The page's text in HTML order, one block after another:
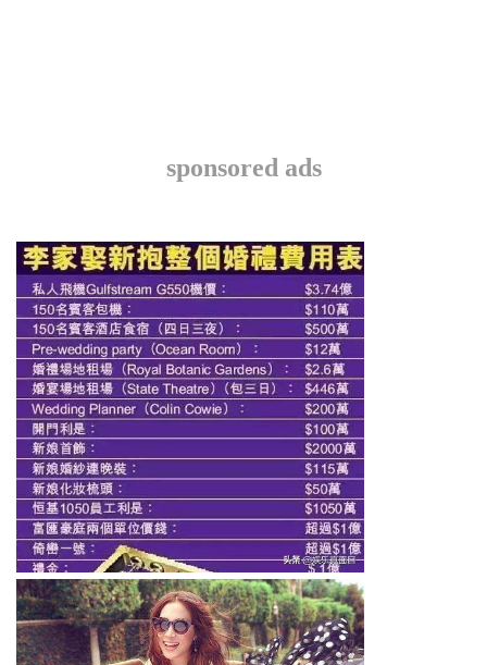
sponsored ads